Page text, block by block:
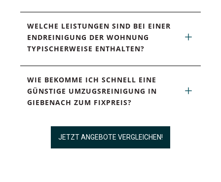
WELCHE LEISTUNGEN SIND BEI EINER
ENDREINIGUNG DER WOHNUNG
TYPISCHERWEISE ENTHALTEN?
WIE BEKOMME ICH SCHNELL EINE
GÜNSTIGE UMZUGSREINIGUNG IN
GIEBENACH ZUM FIXPREIS?
JETZT ANGEBOTE VERGLEICHEN!